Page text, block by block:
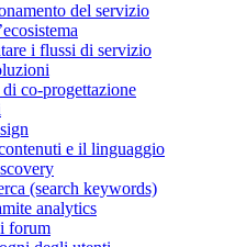
del servizio
i flussi di servizio
co-progettazione
e il linguaggio
(search keywords)
analytics
forum